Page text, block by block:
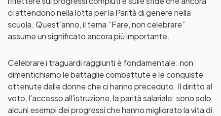
ci attendono nella lotta per la Parità di genere nella
scuola. Quest’anno, il tema “Fare, non celebrare”
assume un significato ancora più importante.
Celebrare i traguardi raggiunti è fondamentale: non
dimentichiamo le battaglie combattute e le conquiste
ottenute dalle donne che ci hanno preceduto. Il diritto al
voto, l’accesso all’istruzione, la parità salariale: sono solo
alcuni esempi dei progressi che hanno migliorato la vita di